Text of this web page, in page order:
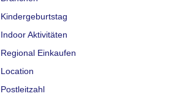
Kindergeburtstag
Indoor Aktivitäten
Regional Einkaufen
Location
Postleitzahl